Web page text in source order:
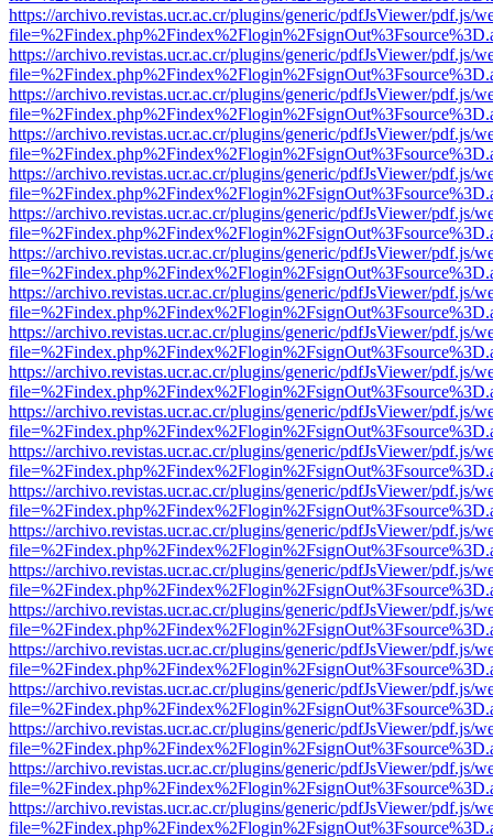
https://archivo.revistas.ucr.ac.cr/plugins/generic/pdfJsViewer/pdf.js/
https://archivo.revistas.ucr.ac.cr/plugins/generic/pdfJsViewer/pdf.js/
https://archivo.revistas.ucr.ac.cr/plugins/generic/pdfJsViewer/pdf.js/
https://archivo.revistas.ucr.ac.cr/plugins/generic/pdfJsViewer/pdf.js/
https://archivo.revistas.ucr.ac.cr/plugins/generic/pdfJsViewer/pdf.js/
https://archivo.revistas.ucr.ac.cr/plugins/generic/pdfJsViewer/pdf.js/
https://archivo.revistas.ucr.ac.cr/plugins/generic/pdfJsViewer/pdf.js/
https://archivo.revistas.ucr.ac.cr/plugins/generic/pdfJsViewer/pdf.js/
https://archivo.revistas.ucr.ac.cr/plugins/generic/pdfJsViewer/pdf.js/
https://archivo.revistas.ucr.ac.cr/plugins/generic/pdfJsViewer/pdf.js/
https://archivo.revistas.ucr.ac.cr/plugins/generic/pdfJsViewer/pdf.js/
https://archivo.revistas.ucr.ac.cr/plugins/generic/pdfJsViewer/pdf.js/
https://archivo.revistas.ucr.ac.cr/plugins/generic/pdfJsViewer/pdf.js/
https://archivo.revistas.ucr.ac.cr/plugins/generic/pdfJsViewer/pdf.js/
https://archivo.revistas.ucr.ac.cr/plugins/generic/pdfJsViewer/pdf.js/
https://archivo.revistas.ucr.ac.cr/plugins/generic/pdfJsViewer/pdf.js/
https://archivo.revistas.ucr.ac.cr/plugins/generic/pdfJsViewer/pdf.js/
https://archivo.revistas.ucr.ac.cr/plugins/generic/pdfJsViewer/pdf.js/
https://archivo.revistas.ucr.ac.cr/plugins/generic/pdfJsViewer/pdf.js/
https://archivo.revistas.ucr.ac.cr/plugins/generic/pdfJsViewer/pdf.js/
https://archivo.revistas.ucr.ac.cr/plugins/generic/pdfJsViewer/pdf.js/